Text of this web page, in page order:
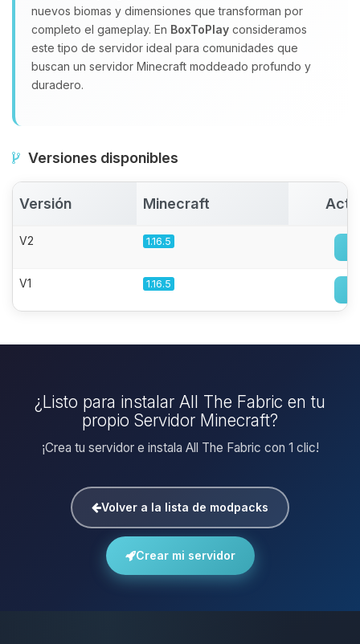
nuevos biomas y dimensiones que transforman por
completo el gameplay. En BoxToPlay consideramos
este tipo de servidor ideal para comunidades que
buscan un servidor Minecraft moddeado profundo y
duradero.
Versiones disponibles
Versión Minecraft
V2 1.16.5
V1 1.16.5
¿Listo para instalar All The Fabric en tu
propio Servidor Minecraft?
¡Crea tu servidor e instala All The Fabric con 1 clic!
Volver a la lista de modpacks
Crear mi servidor